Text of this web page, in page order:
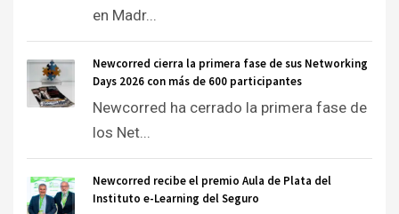
en Madr...
Newcorred cierra la primera fase de sus Networking
Days 2026 con más de 600 participantes
Newcorred ha cerrado la primera fase de
los Net...
Newcorred recibe el premio Aula de Plata del
Instituto e-Learning del Seguro